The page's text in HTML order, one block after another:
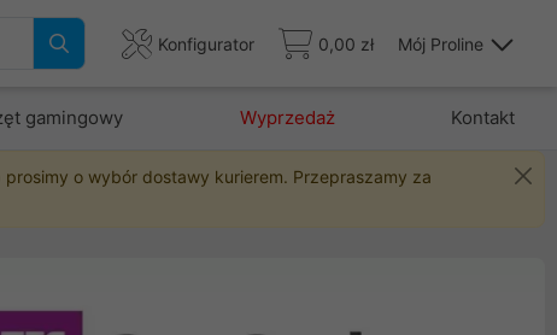
Konfigurator 0,00 zł Mój Proline
gamingowy Wyprzedaż Kontakt
o wybór dostawy kurierem. Przepraszamy za